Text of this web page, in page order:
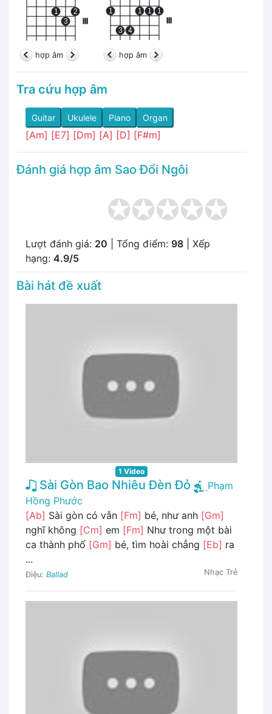
III
1
3
2
hợp âm
1
3 4
1 1 1
hợp âm
Tra cứu hợp âm
Guitar Ukulele Piano Organ
[Am] [E7] [Dm] [A] [D] [F#m]
Đánh giá hợp âm Sao Đổi Ngôi
Lượt đánh giá: 20 | Tổng điểm: 98 | Xếp
hạng: 4.9/5
Bài hát đề xuất
1 Video
Sài Gòn Bao Nhiêu Đèn Đỏ
Phạm
Hồng Phước
[Ab] Sài gòn có vẫn [Fm] bé, như anh [Gm]
nghĩ không [Cm] em [Fm] Như trong một bài
ca thành phố [Gm] bé, tìm hoài chẳng [Eb] ra
...
Điệu: Ballad Nhạc Trẻ